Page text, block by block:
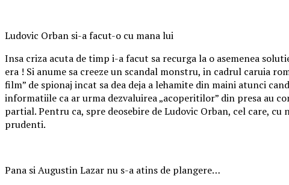
Ludovic Orban si-a facut-o cu mana lui
Insa criza acuta de timp i-a facut sa recurga la o asemenea
era ! Si anume sa creeze un scandal monstru, in cadrul caruia
film” de spionaj incat sa dea deja a lehamite din maini atunci
informatiile ca ar urma dezvaluirea „acoperitilor” din presa au
partial. Pentru ca, spre deosebire de Ludovic Orban, cel care,
prudenti.
Pana si Augustin Lazar nu s-a atins de plangere…